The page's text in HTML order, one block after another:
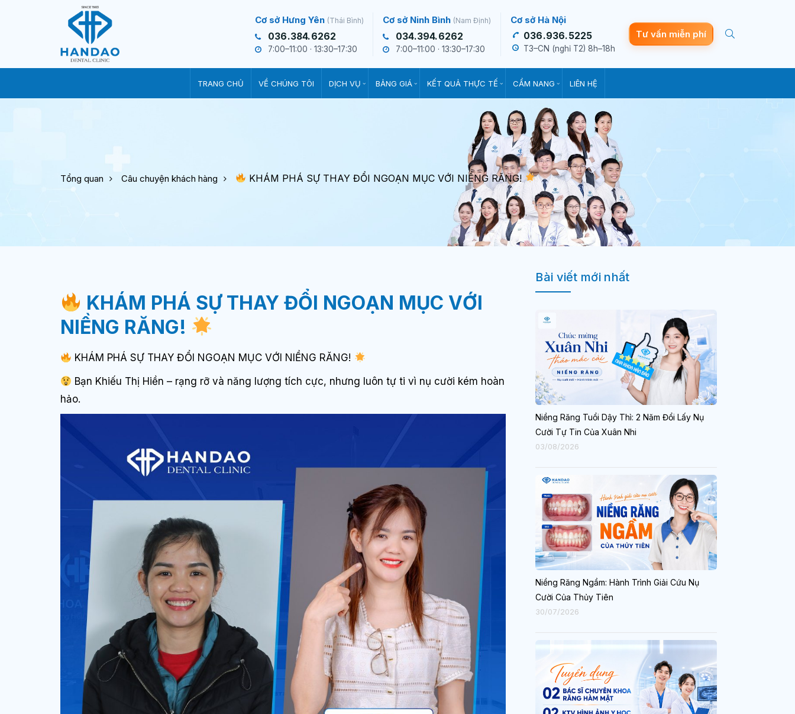
Cơ sở Hưng Yên (Thái Bình)
036.384.6262
7:00–11:00 · 13:30–17:30
Cơ sở Ninh Bình (Nam Định)
034.394.6262
7:00–11:00 · 13:30–17:30
Cơ sở Hà Nội
036.936.5225
T3–CN (nghỉ T2) 8h–18h
Tư vấn miễn phí
TRANG CHỦ VỀ CHÚNG TÔI DỊCH VỤ BẢNG GIÁ KẾT QUẢ THỰC TẾ CẨM NANG LIÊN HỆ
Tổng quan Câu chuyện khách hàng KHÁM PHÁ SỰ THAY ĐỔI NGOẠN MỤC VỚI NIỀNG RĂNG!
KHÁM PHÁ SỰ THAY ĐỔI NGOẠN MỤC VỚI
NIỀNG RĂNG!
KHÁM PHÁ SỰ THAY ĐỔI NGOẠN MỤC VỚI NIỀNG RĂNG!
Bạn Khiếu Thị Hiền – rạng rỡ và năng lượng tích cực, nhưng luôn tự ti vì nụ cười kém hoàn
hảo.
Bài viết mới nhất
Niềng Răng Tuổi Dậy Thì: 2 Năm Đổi Lấy Nụ
Cười Tự Tin Của Xuân Nhi
03/08/2026
Niềng Răng Ngầm: Hành Trình Giải Cứu Nụ
Cười Của Thủy Tiên
30/07/2026